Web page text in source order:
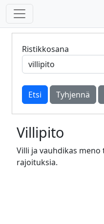
Ristikkosana
Tyhjennä
Villipito
Villi ja vauhdikas
rajoituksia.